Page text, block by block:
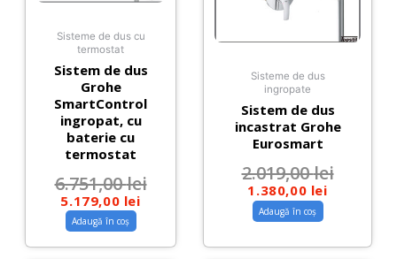
Sisteme de dus cu
termostat
Sistem de dus
Grohe
SmartControl
ingropat, cu
baterie cu
termostat
6.751,00lei
5.179,00 lei
Adaugă în coș
Sisteme de dus
ingropate
Sistem de dus
incastrat Grohe
Eurosmart
2.019,00lei
1.380,00 lei
Adaugă în coș